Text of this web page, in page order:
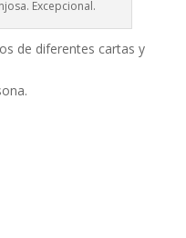
Excepcional.
de diferentes cartas y